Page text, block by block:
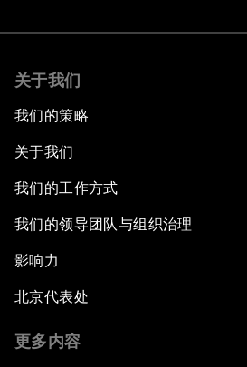
关于我们
我们的策略
关于我们
我们的工作方式
我们的领导团队与组织治理
影响力
北京代表处
更多内容